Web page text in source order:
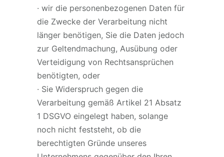
· wir die personenbezogenen Daten für
die Zwecke der Verarbeitung nicht
länger benötigen, Sie die Daten jedoch
zur Geltendmachung, Ausübung oder
Verteidigung von Rechtsansprüchen
benötigten, oder
· Sie Widerspruch gegen die
Verarbeitung gemäß Artikel 21 Absatz
1 DSGVO eingelegt haben, solange
noch nicht feststeht, ob die
berechtigten Gründe unseres